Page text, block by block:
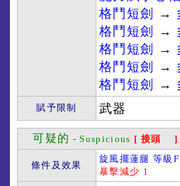
格鬥短劍
→
格鬥短劍
→
格鬥短劍
→
格鬥短劍
→
格鬥短劍
→
賦予限制 武器
可疑的 - Suspicious [ 接頭 ]
條件及效果
旋風擺蓮腿 等級
暴擊減少 1